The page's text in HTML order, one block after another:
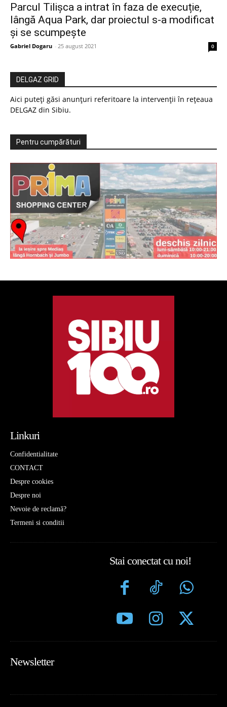
Parcul Tilișca a intrat în faza de execuție,
lângă Aqua Park, dar proiectul s-a modificat
și se scumpește
Gabriel Dogaru - 25 august 2021 0
DELGAZ GRID
Aici puteți găsi anunțuri referitoare la intervenții în rețeaua
DELGAZ din Sibiu.
Pentru cumpărături
Linkuri
Confidentialitate
CONTACT
Despre cookies
Despre noi
Nevoie de reclamă?
Termeni si conditii
Stai conectat cu noi!
Newsletter